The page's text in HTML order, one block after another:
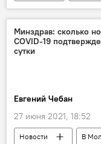
Минздрав: сколько
COVID-19
сутки
Евгений Чебан
27 июня 2021, 18:52
Новости В